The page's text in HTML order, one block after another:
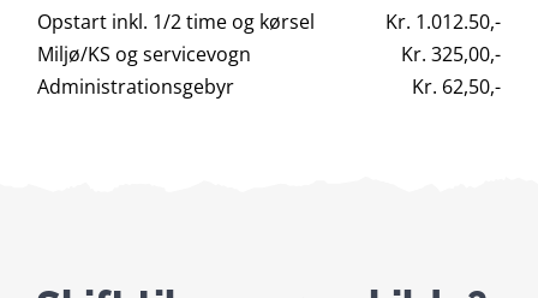
Opstart inkl. 1/2 time og kørsel
Kr. 1.012.50,-
Miljø/KS og servicevogn
Kr. 325,00,-
Administrationsgebyr
Kr. 62,50,-